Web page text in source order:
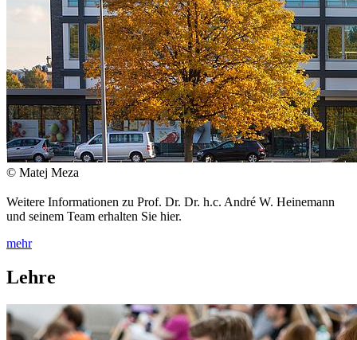
© Matej Meza
Weitere Informationen zu Prof. Dr. Dr. h.c. André W. Heinemann
und seinem Team erhalten Sie hier.
mehr
Lehre